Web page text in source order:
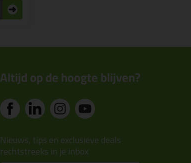
Altijd op de hoogte blijven?
Nieuws, tips en exclusieve deals
rechtstreeks in je inbox